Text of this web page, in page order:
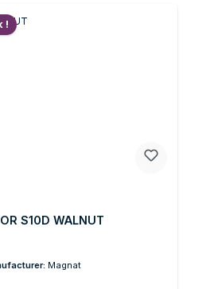
!
S10D WALNUT
Magnat